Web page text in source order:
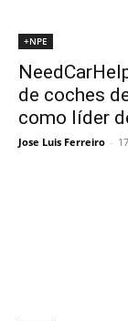
+NPE
de coches
como líder
Jose Luis Ferreiro -